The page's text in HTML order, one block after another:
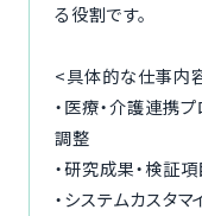
今すぐ無料
る役割です。
<具体的な仕事内
・医療・介護連携
調整
・研究成果・検証
・システムカスタ